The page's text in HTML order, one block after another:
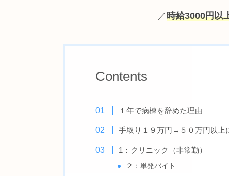
／時給3000円以
Contents
１年で病棟を辞めた理由
手取り１９万円→５０万円以上
1：クリニック（非常勤）
２：単発バイト